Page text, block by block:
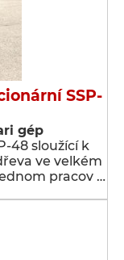
SSP-
gép
48 sloužící k
ve velkém
pracov …